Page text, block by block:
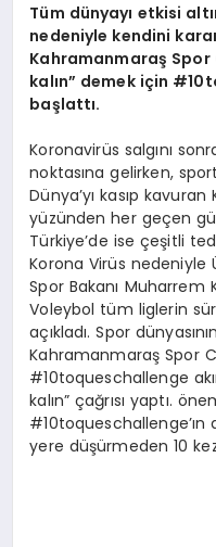
Tüm dünyayı etkisi
nedeniyle kendini
Kahramanmaraş Spor
kalın” demek için
başlattı.
Koronavirüs salgını
noktasına gelirken,
Dünya’yı kasıp
yüzünden her geçen
Türkiye’de ise çeşitli
Korona Virüs nedeniyle
Spor Bakanı Muharrem
Voleybol tüm liglerin
açıkladı. Spor
Kahramanmaraş Spor
#10toqueschallenge
kalın” çağrısı yaptı.
#10toqueschallenge’ın
yere düşürmeden 10